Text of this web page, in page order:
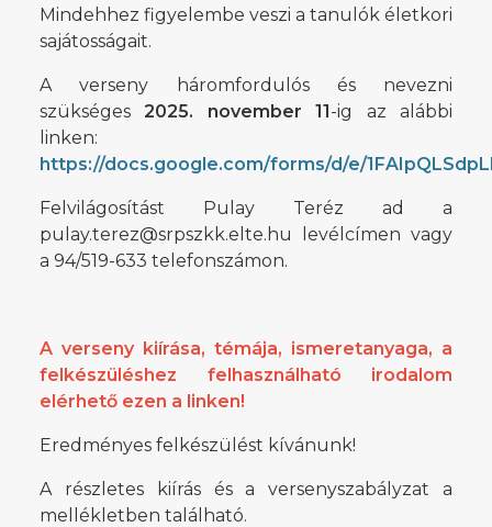
Mindehhez figyelembe veszi a tanulók életkori
sajátosságait.
A verseny háromfordulós és nevezni
szükséges2025. november 11-ig az alábbi
linken:
https://docs.google.com/forms/d/e/
Felvilágosítást Pulay Teréz ad a
pulay.terez@srpszkk.elte.hu levélcímen vagy
a 94/519-633 telefonszámon.
A verseny kiírása, témája, ismeretanyaga, a
felkészüléshez felhasználható irodalom
elérhető ezen a linken!
Eredményes felkészülést kívánunk!
A részletes kiírás és a versenyszabályzat a
mellékletben található.